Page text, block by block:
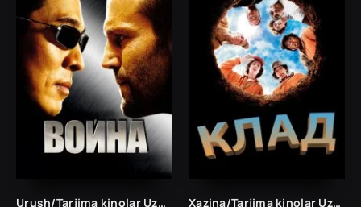
Urush/Tarjima kinolar Uzbek tilida Таржима кинолар Ўзбек тилида/ Xazina/Tarjima kinolar Uzbek tilida Таржима кинолар Ўзбек тилида/